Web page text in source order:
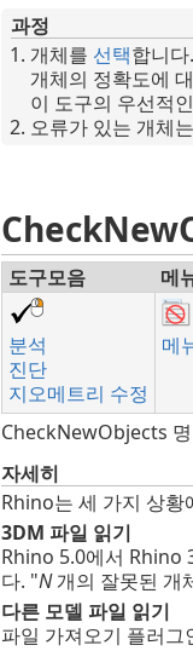
과정
개체를 선택합니다.
개체의 정확도에
이 도구의 우선적
오류가 있는 개체
도구모음 메
분석
진단
지오메트리 수정
메
CheckNewObjects
자세히
Rhino는 세 가지 상황
3DM 파일 읽기
Rhino 5.0에서 Rhino
다. "N개의 잘못된 개
다른 모델 파일 읽기
파일 가져오기 플러